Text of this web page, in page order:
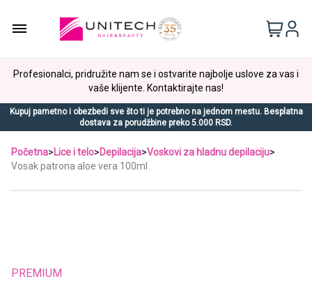
Profesionalci, pridružite nam se i ostvarite najbolje uslove za vas i
vaše klijente. Kontaktirajte nas!
Kupuj pametno i obezbedi sve što ti je potrebno na jednom mestu. Besplatna
dostava za porudžbine preko 5.000 RSD.
Početna>Lice i telo>Depilacija>Voskovi za hladnu depilaciju>
Vosak patrona aloe vera 100ml
PREMIUM